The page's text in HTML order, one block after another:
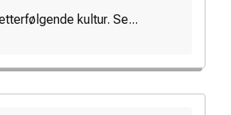
kultur. Se...